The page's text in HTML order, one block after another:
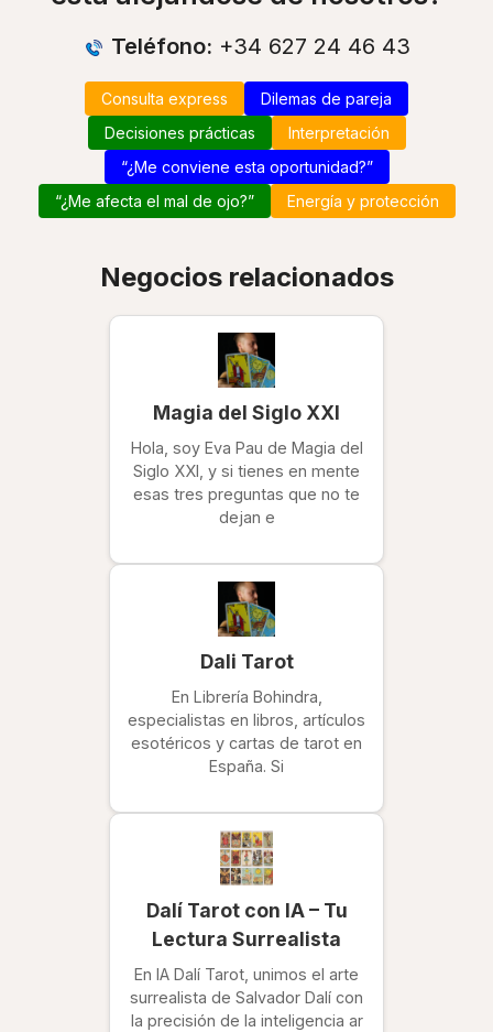
Teléfono: +34 627 24 46 43
Consulta express
Dilemas de pareja
Decisiones prácticas
Interpretación
“¿Me conviene esta oportunidad?”
“¿Me afecta el mal de ojo?”
Energía y protección
Negocios relacionados
Magia del Siglo XXI
Hola, soy Eva Pau de Magia del
Siglo XXI, y si tienes en mente
esas tres preguntas que no te
dejan e
Dali Tarot
En Librería Bohindra,
especialistas en libros, artículos
esotéricos y cartas de tarot en
España. Si
Dalí Tarot con IA – Tu
Lectura Surrealista
En IA Dalí Tarot, unimos el arte
surrealista de Salvador Dalí con
la precisión de la inteligencia ar